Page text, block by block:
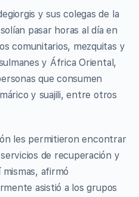
y sus colegas de la
solían pasar horas al día en
comunitarios, mezquitas y
y África Oriental,
que consumen
y suajili, entre otros
les permitieron encontrar
de recuperación y
afirmó
asistió a los grupos